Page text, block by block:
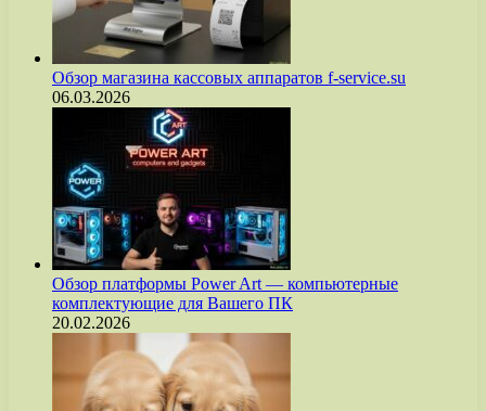
Обзор магазина кассовых аппаратов f-service.su
06.03.2026
Обзор платформы Power Art — компьютерные
комплектующие для Вашего ПК
20.02.2026